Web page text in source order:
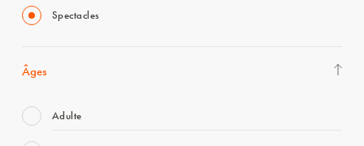
Spectacles
Âges
Adulte